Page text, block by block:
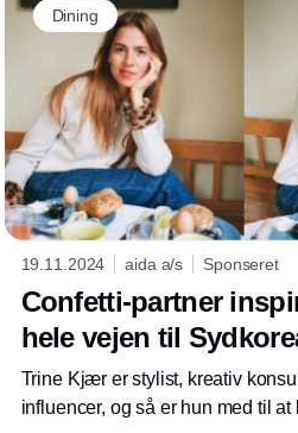
Dining
19.11.2024 aida a/s Sponseret
Confetti-partner
hele vejen til
Trine Kjær er stylist, kreativ
influencer, og så er hun med til at